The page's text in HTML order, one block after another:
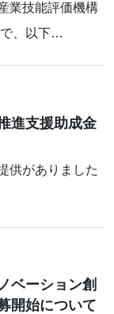
業技能評価機構
で、以下…
進支援助成金
供がありました
ベーション創
開始について